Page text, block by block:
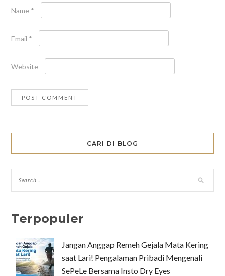
Name *
Email *
Website
CARI DI BLOG
Terpopuler
Jangan Anggap Remeh Gejala Mata Kering
saat Lari! Pengalaman Pribadi Mengenali
SePeLe Bersama Insto Dry Eyes